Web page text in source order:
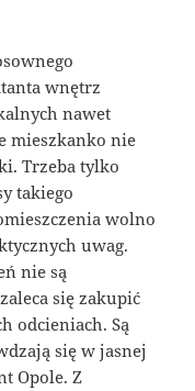
wnętrz
nawet
mieszkanko nie
Trzeba tylko
takiego
wolno
uwag.
nie są
się zakupić
odcieniach. Są
się w jasnej
Opole. Z